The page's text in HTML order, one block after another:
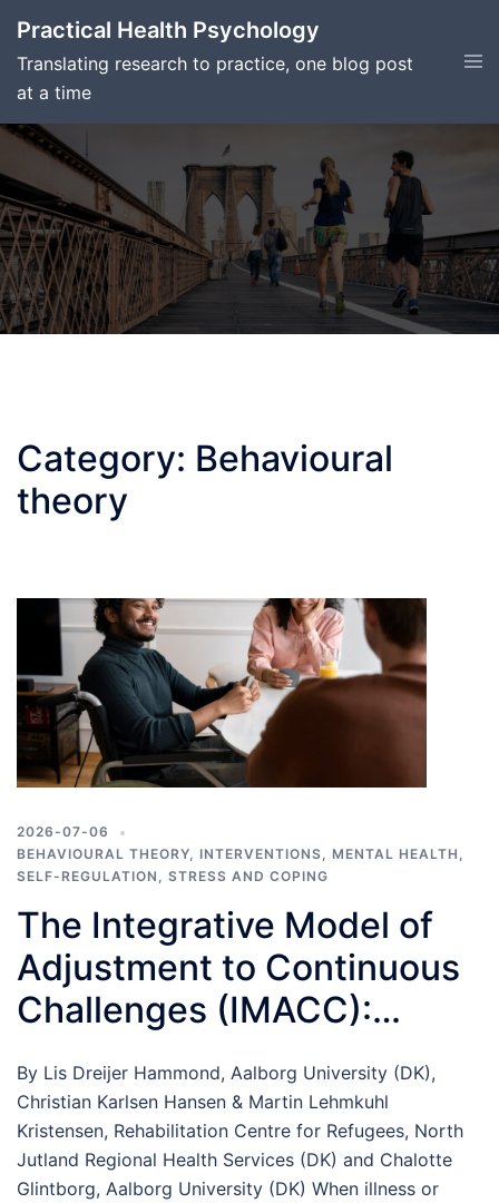
content
Practical Health Psychology
Translating research to practice, one blog post
at a time
Category: Behavioural
theory
2026-07-06
BEHAVIOURAL THEORY, INTERVENTIONS, MENTAL HEALTH ,
SELF-REGULATION , STRESS AND COPING
The Integrative Model of
Adjustment to Continuous
Challenges (IMACC):
supporting
biopsychosocial
adjustment
By Lis Dreijer Hammond, Aalborg University (DK),
Christian Karlsen Hansen & Martin Lehmkuhl
Kristensen, Rehabilitation Centre for Refugees, North
Jutland Regional Health Services (DK) and Chalotte
Glintborg, Aalborg University (DK) When illness or